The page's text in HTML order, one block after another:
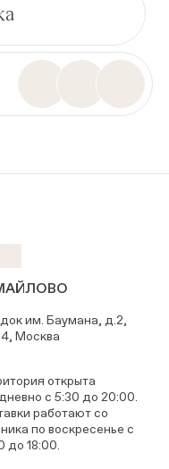
им. Баумана, д.2,
Москва
открыта
с 5:30 до 20:00.
работают со
по воскресенье с
до 18:00.